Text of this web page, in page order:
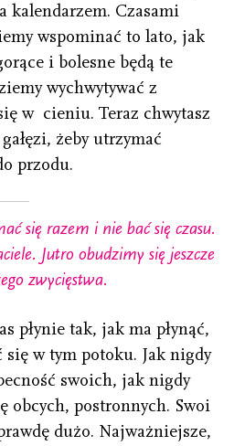
kalendarzem. Czasami
wspominać to lato, jak
i bolesne będą te
wychwytywać z
w cieniu. Teraz chwytasz
żeby utrzymać
przodu.
się razem i nie bać się czasu.
Jutro obudzimy się jeszcze
zwycięstwa.
płynie tak, jak ma płynąć,
w tym potoku. Jak nigdy
swoich, jak nigdy
obcych, postronnych. Swoi
dużo. Najważniejsze,